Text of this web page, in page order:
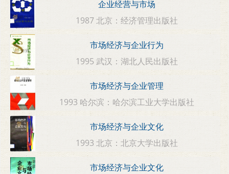
企业经营与市场
1987 北京：经济管理出版社
市场经济与企业行为
1995 武汉：湖北人民出版社
市场经济与企业管理
1993 哈尔滨：哈尔滨工业大学出版社
市场经济与企业文化
1993 北京：北京大学出版社
市场经济与企业文化